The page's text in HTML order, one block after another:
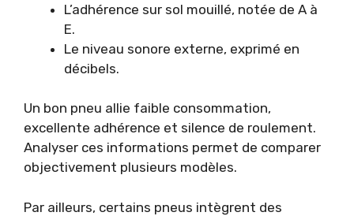
L’adhérence sur sol mouillé, notée de A à
E.
Le niveau sonore externe, exprimé en
décibels.
Un bon pneu allie faible consommation,
excellente adhérence et silence de roulement.
Analyser ces informations permet de comparer
objectivement plusieurs modèles.
Par ailleurs, certains pneus intègrent des